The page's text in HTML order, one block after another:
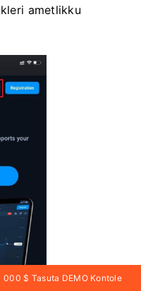
ametlikku
000 $ Tasuta DEMO Kontole